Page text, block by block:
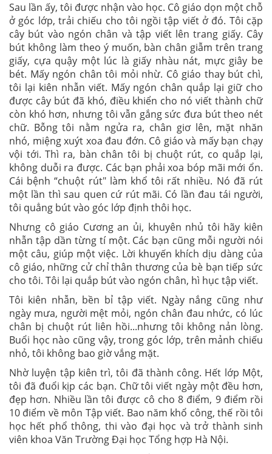
Sau lần ấy, tôi được nhận vào học. Cô giáo dọn một chỗ
ở góc lớp, trải chiếu cho tôi ngồi tập viết ở đó. Tôi cặp
cây bút vào ngón chân và tập viết lên trang giấy. Cây
bút không làm theo ý muốn, bàn chân giẫm trên trang
giấy, cựa quậy một lúc là giấy nhàu nát, mực giây be
bét. Mấy ngón chân tôi mỏi nhừ. Cô giáo thay bút chì,
tôi lại kiên nhẫn viết. Mấy ngón chân quắp lại giữ cho
được cây bút đã khó, điều khiển cho nó viết thành chữ
còn khó hơn, nhưng tôi vẫn gắng sức đưa bút theo nét
chữ. Bỗng tôi nằm ngửa ra, chân giơ lên, mặt nhăn
nhó, miệng xuýt xoa đau đớn. Cô giáo và mấy bạn chạy
vội tới. Thì ra, bàn chân tôi bị chuột rút, co quắp lại,
không duỗi ra được. Các bạn phải xoa bóp mãi mới ổn.
Cái bệnh “chuột rút" làm khổ tôi rất nhiều. Nó đã rút
một lần thì sau quen cứ rút mãi. Có lần đau tái người,
tôi quẳng bút vào góc lớp định thôi học.
Nhưng cô giáo Cương an ủi, khuyên nhủ tôi hãy kiên
nhẫn tập dần từng tí một. Các bạn cũng mỗi người nói
một câu, giúp một việc. Lời khuyến khích dịu dàng của
cô giáo, những cử chỉ thân thương của bè bạn tiếp sức
cho tôi. Tôi lại quắp bút vào ngón chân, hì hục tập viết.
Tôi kiên nhẫn, bền bỉ tập viết. Ngày nắng cũng như
ngày mưa, người mệt mỏi, ngón chân đau nhức, có lúc
chân bị chuột rút liên hồi...nhưng tôi không nản lòng.
Buổi học nào cũng vậy, trong góc lớp, trên mảnh chiếu
nhỏ, tôi không bao giờ vắng mặt.
Nhờ luyện tập kiên trì, tôi đã thành công. Hết lớp Một,
tôi đã đuổi kịp các bạn. Chữ tôi viết ngày một đều hơn,
đẹp hơn. Nhiều lần tôi được cô cho 8 điểm, 9 điểm rồi
10 điểm về môn Tập viết. Bao năm khổ công, thế rồi tôi
học hết phổ thông, thi vào đại học và trở thành sinh
viên khoa Văn Trường Đại học Tổng hợp Hà Nội.